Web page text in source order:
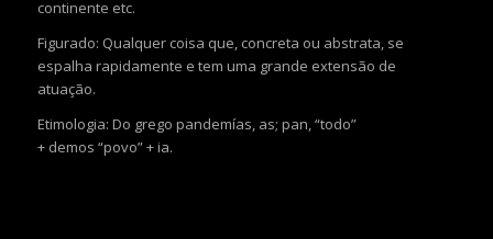
continente etc.
Figurado: Qualquer coisa que, concreta ou abstrata, se
espalha rapidamente e tem uma grande extensão de
atuação.
Etimologia: Do grego pandemías, as; pan, “todo”
+ demos “povo” + ia.